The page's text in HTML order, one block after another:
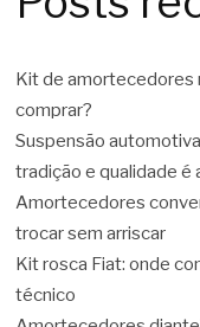
Kit de amortecedores
comprar?
Suspensão
tradição e qualidade é
Amortecedores
trocar sem arriscar
Kit rosca Fiat: onde
técnico